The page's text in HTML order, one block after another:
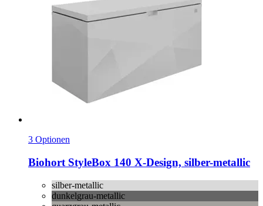
3 Optionen
Biohort StyleBox 140 X-​Design, silber-​metallic
silber-metallic
dunkelgrau-metallic